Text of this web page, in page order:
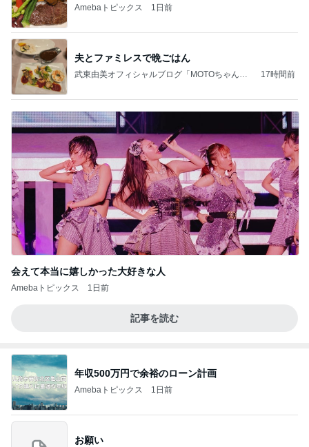
Amebaトピックス 1日前
夫とファミレスで晩ごはん
武東由美オフィシャルブログ「MOTOちゃんと
17時間前
会えて本当に嬉しかった大好きな人
Amebaトピックス 1日前
記事を読む
年収500万円で余裕のローン計画
Amebaトピックス 1日前
お願い